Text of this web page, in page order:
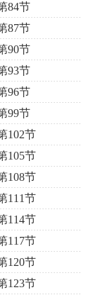
84节
87节
90节
93节
96节
99节
102节
105节
108节
111节
114节
117节
120节
123节